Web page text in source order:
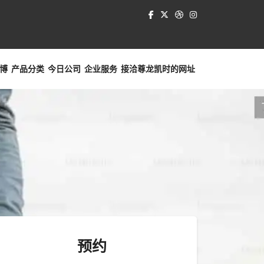
产品分类 今日公司 企业服务 接洽尊龙凯时的网址
预约